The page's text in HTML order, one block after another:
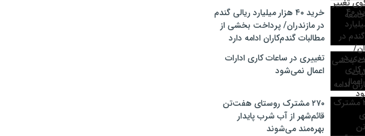
خرید ۴۰ هزار میلیارد ریالی گندم
در مازندران/ پرداخت بخشی از
مطالبات گندم‌کاران ادامه دارد
تغییری در ساعات کاری ادارات
اعمال نمی‌شود
۲۷۰ مشترک روستای هفت‌تن
قائم‌شهر از آب شرب پایدار
بهره‌مند می‌شوند